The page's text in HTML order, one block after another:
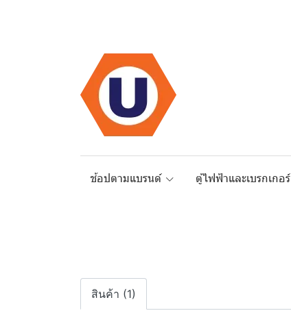
ช้อปตามแบรนด์ ตู้ไฟฟ้าและเบรกเกอร์
สินค้า (1)